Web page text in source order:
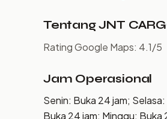
Tentang JNT
Rating Google Maps: 4.1/5
Jam Operasional
Senin: Buka 24 jam;
Buka 24 jam; Minggu: Buka